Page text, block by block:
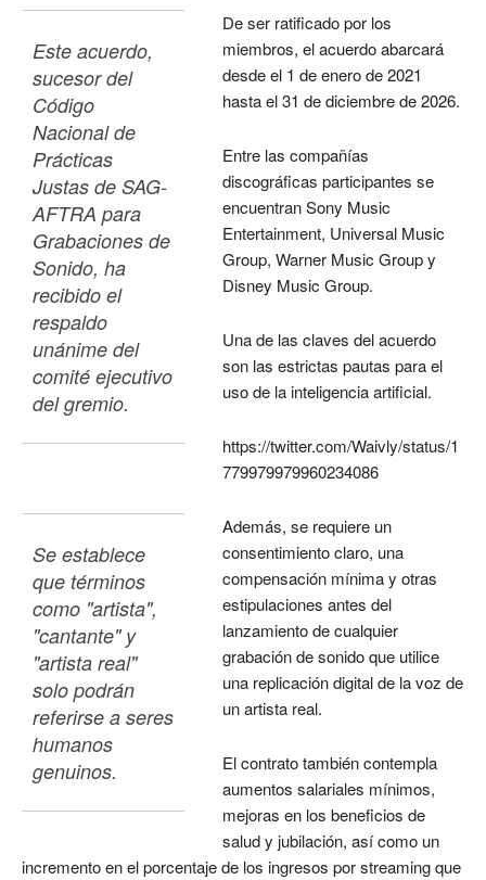
Este acuerdo,
sucesor del
Código
Nacional de
Prácticas
Justas de SAG-
AFTRA para
Grabaciones de
Sonido, ha
recibido el
respaldo
unánime del
comité ejecutivo
del gremio.
De ser ratificado por los
miembros, el acuerdo abarcará
desde el 1 de enero de 2021
hasta el 31 de diciembre de 2026.
Entre las compañías
discográficas participantes se
encuentran Sony Music
Entertainment, Universal Music
Group, Warner Music Group y
Disney Music Group.
Una de las claves del acuerdo
son las estrictas pautas para el
uso de la inteligencia artificial.
https://twitter.com/Waivly/status/1
779979979960234086
Se establece
que términos
como "artista",
"cantante" y
"artista real"
solo podrán
referirse a seres
humanos
genuinos.
Además, se requiere un
consentimiento claro, una
compensación mínima y otras
estipulaciones antes del
lanzamiento de cualquier
grabación de sonido que utilice
una replicación digital de la voz de
un artista real.
El contrato también contempla
aumentos salariales mínimos,
mejoras en los beneficios de
salud y jubilación, así como un
incremento en el porcentaje de los ingresos por streaming que